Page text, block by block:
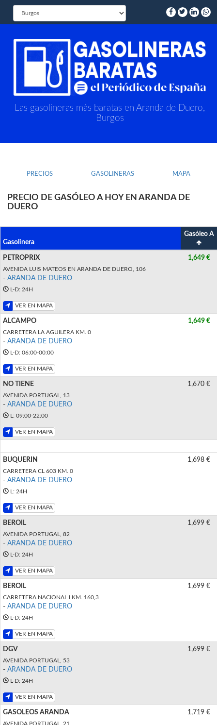
Las gasolineras más baratas en Aranda de Duero,
Burgos
PRECIOS GASOLINERAS MAPA
PRECIO DE GASÓLEO A HOY EN ARANDA DE
DUERO
Gasolinera
Gasóleo A
PETROPRIX
AVENIDA LUIS MATEOS EN ARANDA DE DUERO, 106
- ARANDA DE DUERO
L-D: 24H
VER EN MAPA
1,649 €
ALCAMPO
CARRETERA LA AGUILERA KM. 0
- ARANDA DE DUERO
L-D: 06:00-00:00
VER EN MAPA
1,649 €
NO TIENE
AVENIDA PORTUGAL, 13
- ARANDA DE DUERO
L: 09:00-22:00
VER EN MAPA
1,670 €
BUQUERIN
CARRETERA CL 603 KM. 0
- ARANDA DE DUERO
L: 24H
VER EN MAPA
1,698 €
BEROIL
AVENIDA PORTUGAL, 82
- ARANDA DE DUERO
L-D: 24H
VER EN MAPA
1,699 €
BEROIL
CARRETERA NACIONAL I KM. 160,3
- ARANDA DE DUERO
L-D: 24H
VER EN MAPA
1,699 €
DGV
AVENIDA PORTUGAL, 53
- ARANDA DE DUERO
L-D: 24H
VER EN MAPA
1,699 €
GASOLEOS ARANDA
AVENIDA PORTUGAL, 21
1,719 €